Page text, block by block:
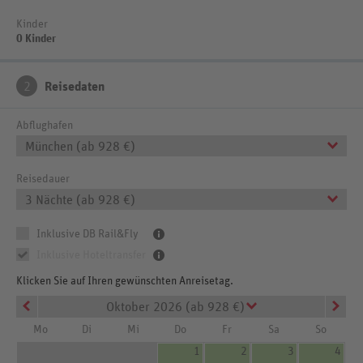
Kinder
0 Kinder
2 Reisedaten
Abflughafen
München (ab 928 €)
Reisedauer
3 Nächte (ab 928 €)
Inklusive DB Rail&Fly
Klicken Sie auf Ihren gewünschten Anreisetag.
Oktober 2026 (ab 928 €)
Mo Di Mi Do Fr Sa
So
1
2 3 4